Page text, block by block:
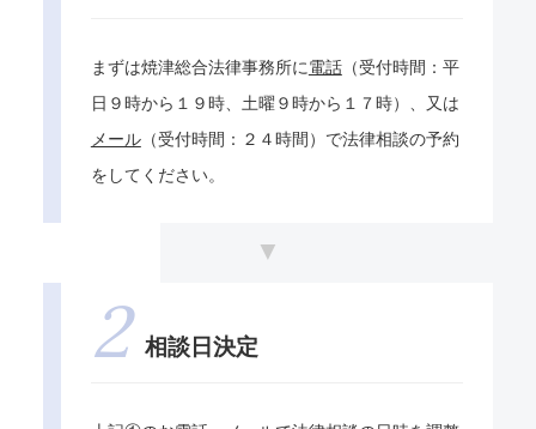
まずは焼津総合法律事務所に電話（受付時間：平
日９時から１９時、土曜９時から１７時）、又は
メール（受付時間：２４時間）で法律相談の予約
をしてください。
相談日決定